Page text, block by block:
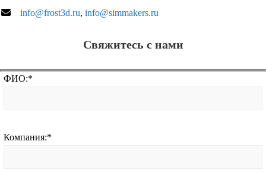
info@frost3d.ru, info@simmakers.ru
Свяжитесь с нами
ФИО:*
Компания:*